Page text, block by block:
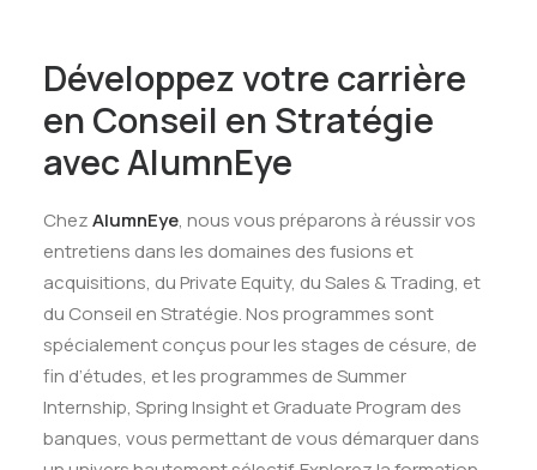
Développez votre carrière
en Conseil en Stratégie
avec AlumnEye
ChezAlumnEye, nous vous préparons à réussir vos
entretiens dans les domaines des fusions et
acquisitions, du Private Equity, du Sales & Trading, et
du Conseil en Stratégie. Nos programmes sont
spécialement conçus pour les stages de césure, de
fin d’études, et les programmes de Summer
Internship, Spring Insight et Graduate Program des
banques, vous permettant de vous démarquer dans